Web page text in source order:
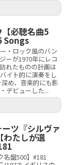
必聴名曲5
Songs
・ロック風のバン
ーが1970年にレコ
れたものの計画は
イト的に演奏をし
め、音楽的にも影
デビューした...
ツ『シルヴァ
わたしが選
名盤500】#181